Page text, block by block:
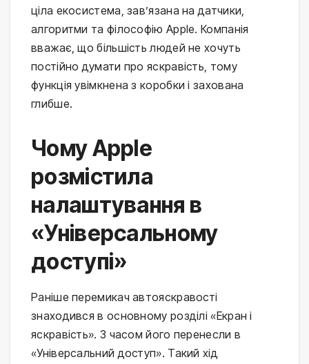
ціла екосистема, зав’язана на датчики,
алгоритми та філософію Apple. Компанія
вважає, що більшість людей не хочуть
постійно думати про яскравість, тому
функція увімкнена з коробки і захована
глибше.
Чому Apple
розмістила
налаштування в
«Універсальному
доступі»
Раніше перемикач автояскравості
знаходився в основному розділі «Екран і
яскравість». З часом його перенесли в
«Універсальний доступ». Такий хід